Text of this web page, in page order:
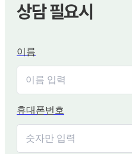
상담 필요시
이름
휴대폰번호